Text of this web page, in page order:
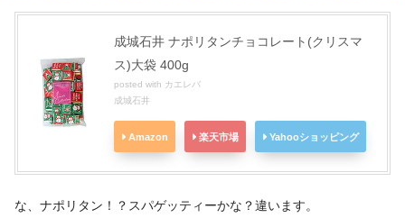
成城石井 ナポリタンチョコレート(クリスマ
ス)大袋 400g
posted with カエレバ
成城石井
Amazon 楽天市場 Yahooショッピング
な、ナポリタン！？スパゲッティーかな？違います。